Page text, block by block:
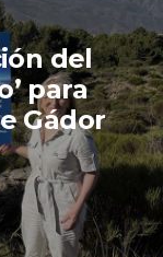
del
para
Gádor